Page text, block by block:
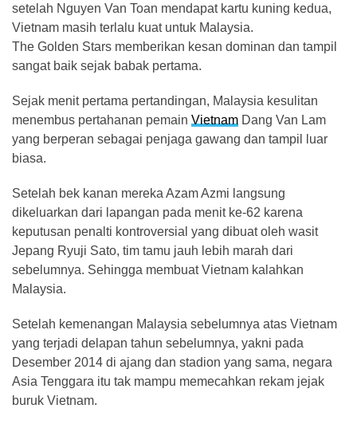
setelah Nguyen Van Toan mendapat kartu kuning kedua,
Vietnam masih terlalu kuat untuk Malaysia.
The Golden Stars memberikan kesan dominan dan tampil
sangat baik sejak babak pertama.
Sejak menit pertama pertandingan, Malaysia kesulitan
menembus pertahanan pemain Vietnam Dang Van Lam
yang berperan sebagai penjaga gawang dan tampil luar
biasa.
Setelah bek kanan mereka Azam Azmi langsung
dikeluarkan dari lapangan pada menit ke-62 karena
keputusan penalti kontroversial yang dibuat oleh wasit
Jepang Ryuji Sato, tim tamu jauh lebih marah dari
sebelumnya. Sehingga membuat Vietnam kalahkan
Malaysia.
Setelah kemenangan Malaysia sebelumnya atas Vietnam
yang terjadi delapan tahun sebelumnya, yakni pada
Desember 2014 di ajang dan stadion yang sama, negara
Asia Tenggara itu tak mampu memecahkan rekam jejak
buruk Vietnam.